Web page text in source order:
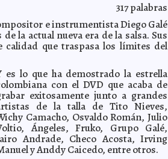
317palabras
e instrumentista Diego Galé
la actual nueva era de la salsa. Sus
calidad que traspasa los límites del
es lo que ha demostrado la estrella
con el DVD que acaba de
exitosamente junto a grandes
de la talla de Tito Nieves,
Camacho, Osvaldo Román, Julio
Ángeles, Fruko, Grupo Galé,
Andrade, Checo Acosta, Irving
y Anddy Caicedo, entre otros.